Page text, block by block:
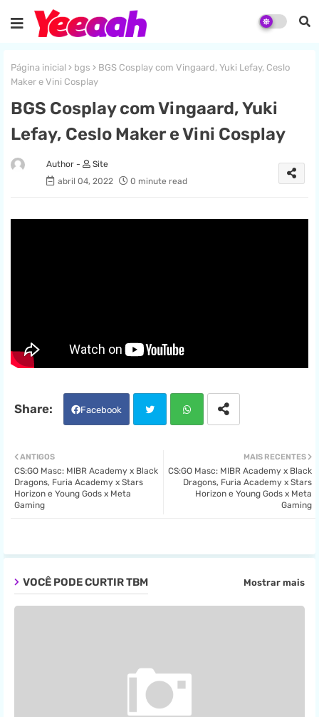
Página inicial bgs
BGS Cosplay com Vingaard, Yuki Lefay, Ceslo
Maker e Vini Cosplay
BGS Cosplay com Vingaard, Yuki
Lefay, Ceslo Maker e Vini Cosplay
Site
abril 04, 2022
0 minute read
Facebook
ter tsa
MAIS RECENTES
CS:GO Masc: MIBR Academy x Black
Dragons, Furia Academy x Stars
Horizon e Young Gods x Meta
Gaming
ANTIGOS
CS:GO Masc: MIBR Academy x Black
Dragons, Furia Academy x Stars
Horizon e Young Gods x Meta
Gaming
VOCÊ PODE CURTIR TBM Mostrar mais